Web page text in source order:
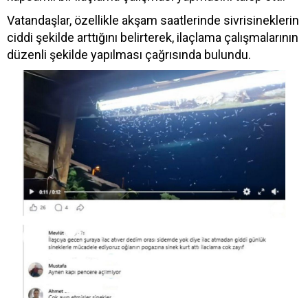
Vatandaşlar, özellikle akşam saatlerinde sivrisineklerin
ciddi şekilde arttığını belirterek, ilaçlama çalışmalarının
düzenli şekilde yapılması çağrısında bulundu.